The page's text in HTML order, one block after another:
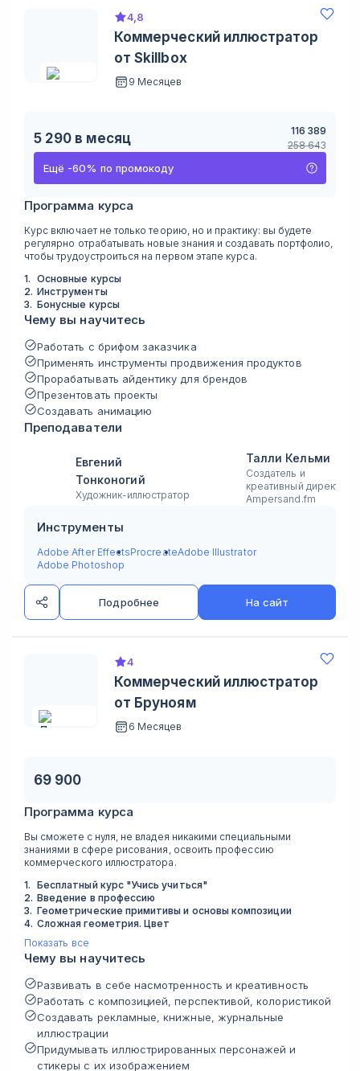
4,8
Коммерческий иллюстратор
от Skillbox
9 Месяцев
5 290 в месяц
116 389
258 643
Ещё -60% по промокоду
Программа курса
Курс включает не только теорию, но и практику: вы будете
регулярно отрабатывать новые знания и создавать портфолио,
чтобы трудоустроиться на первом этапе курса.
1. Основные курсы
2. Инструменты
3. Бонусные курсы
Чему вы научитесь
Работать с брифом заказчика
Применять инструменты продвижения продуктов
Прорабатывать айдентику для брендов
Презентовать проекты
Создавать анимацию
Преподаватели
Евгений
Тонконогий
Художник-иллюстратор
Талли Кельми
Создатель и
креативный директор в
Ampersand.fm
Инструменты
Adobe After EffectsProcreateAdobe Illustrator
Adobe Photoshop
Подробнее На сайт
4
Коммерческий иллюстратор
от Бруноям
6 Месяцев
69 900
Программа курса
Вы сможете с нуля, не владея никакими специальными
знаниями в сфере рисования, освоить профессию
коммерческого иллюстратора.
1. Бесплатный курс "Учись учиться"
2. Введение в профессию
3. Геометрические примитивы и основы композиции
4. Сложная геометрия. Цвет
Показать все
Чему вы научитесь
Развивать в себе насмотренность и креативность
Работать с композицией, перспективой, колористикой
Создавать рекламные, книжные, журнальные
иллюстрации
Придумывать иллюстрированных персонажей и
стикеры с их изображением